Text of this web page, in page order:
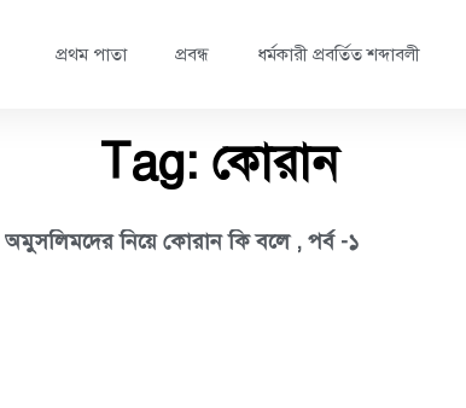
প্রথম পাতা প্রবন্ধ ধর্মকারী প্রবর্তিত শব্দাবলী
Tag: কোরান
অমুসলিমদের নিয়ে কোরান কি বলে , পর্ব -১